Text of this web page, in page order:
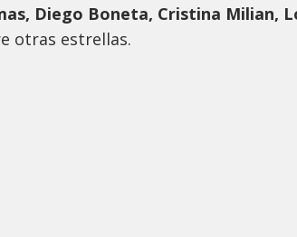
Diego Boneta, Cristina Milian,
otras estrellas.